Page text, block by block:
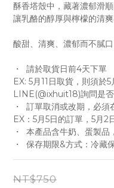
酥香塔殼中，藏著濃郁滑
讓乳酪的醇厚與檸檬的清爽
酸甜、清爽、濃郁而不膩
・  請於取貨日前4天下單
EX: 5月11日取貨，則須於
LINE(@ixhuit18)詢問是
・  訂單取消或改期，必
EX：5月5日的訂單，5月2
・  本產品含牛奶、蛋製
・  保存期限&方式：冷藏
NT$750